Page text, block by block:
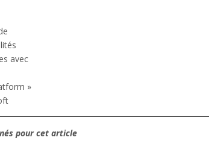
avec
»
pour cet article